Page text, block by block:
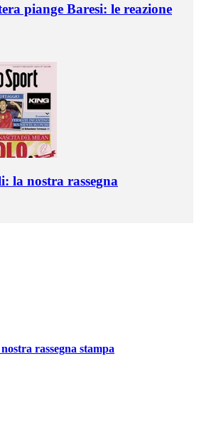
piange Baresi: le reazione
la nostra rassegna
rassegna stampa